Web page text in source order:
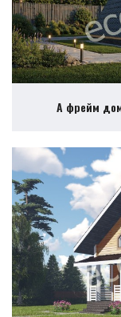
А фрейм